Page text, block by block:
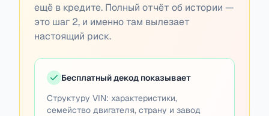
ещё в кредите. Полный отчёт об истории —
это шаг 2, и именно там вылезает
настоящий риск.
Бесплатный декод показывает
Структуру VIN: характеристики,
семейство двигателя, страну и завод